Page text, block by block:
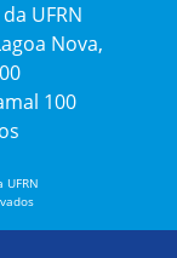
UFRN
Nova,
100